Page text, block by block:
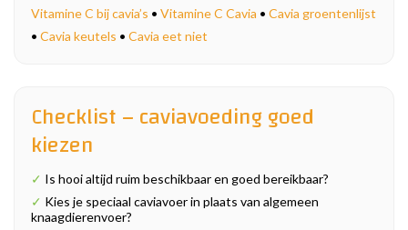
Vitamine C bij cavia’s • Vitamine C Cavia • Cavia groentenlijst
• Cavia keutels • Cavia eet niet
Checklist – caviavoeding goed
kiezen
✓ Is hooi altijd ruim beschikbaar en goed bereikbaar?
✓ Kies je speciaal caviavoer in plaats van algemeen
knaagdierenvoer?